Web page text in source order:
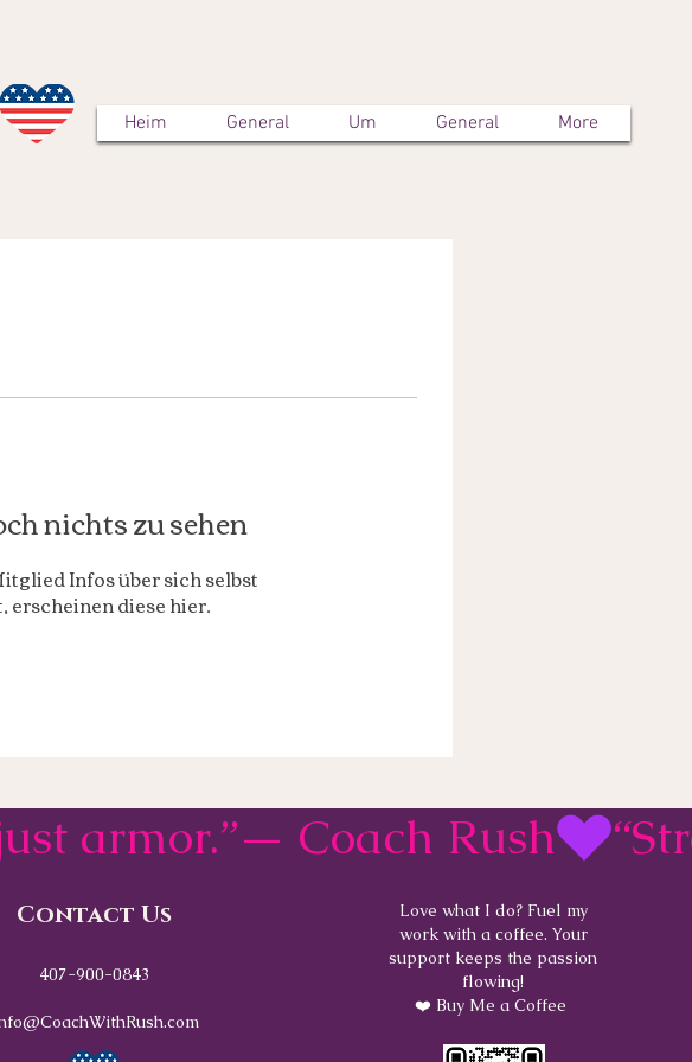
Heim General Um General More
nichts zu sehen
Infos über sich selbst
erscheinen diese hier.
Contact Us
407-900-0843
Love what I do? Fuel my
work with a coffee. Your
support keeps the passion
flowing!
❤️ Buy Me a Coffee
armor.”— Coach Rush